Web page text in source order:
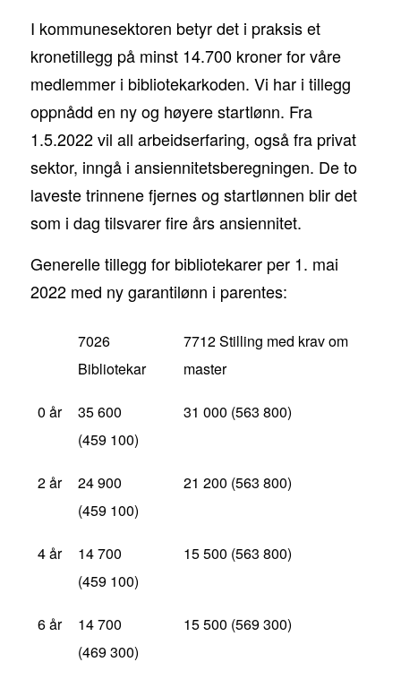
I kommunesektoren betyr det i praksis et
kronetillegg på minst 14.700 kroner for våre
medlemmer i bibliotekarkoden. Vi har i tillegg
oppnådd en ny og høyere startlønn. Fra
1.5.2022 vil all arbeidserfaring, også fra privat
sektor, inngå i ansiennitetsberegningen. De to
laveste trinnene fjernes og startlønnen blir det
som i dag tilsvarer fire års ansiennitet.
Generelle tillegg for bibliotekarer per 1. mai
2022 med ny garantilønn i parentes:
7026
Bibliotekar
7712 Stilling med krav om
master
0 år
35 600
(459 100)
31 000 (563 800)
2 år
24 900
(459 100)
21 200 (563 800)
4 år
14 700
(459 100)
15 500 (563 800)
6 år
14 700
(469 300)
15 500 (569 300)